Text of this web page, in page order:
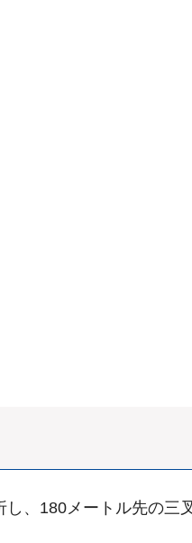
、180メートル先の三